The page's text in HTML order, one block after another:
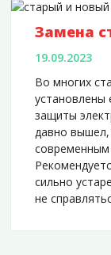
Замена
19.09.2023
Во многих
установлены
защиты
давно
современным
сильно
не